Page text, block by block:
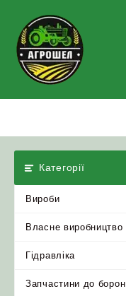
content
Категорії
Вироби
Власне виробництво
Гідравліка
Запчастини до борон